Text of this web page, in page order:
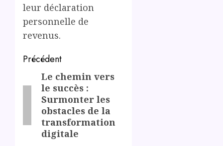
leur déclaration
personnelle de
revenus.
Post
navigation
Précédent
Previous
post:
Le chemin vers
le succès :
Surmonter les
obstacles de la
transformation
digitale